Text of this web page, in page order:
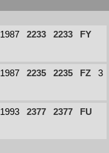
1987 2233 2233
FY
1987 2235 2235 FZ
3
1993 2377 2377
FU